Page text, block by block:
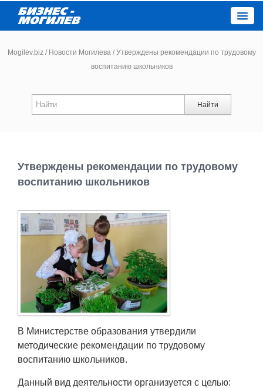
Новости
Работа
Афиша
Объявления
Транспорт
Погода
Курсы валют
Еще
Mogilev.biz / Новости Могилева /Утверждены рекомендации по трудовому
воспитанию школьников
Найти
Утверждены рекомендации по трудовому
воспитанию школьников
В Министерстве образования утвердили
методические рекомендации по трудовому
воспитанию школьников.
Данный вид деятельности организуется с целью: